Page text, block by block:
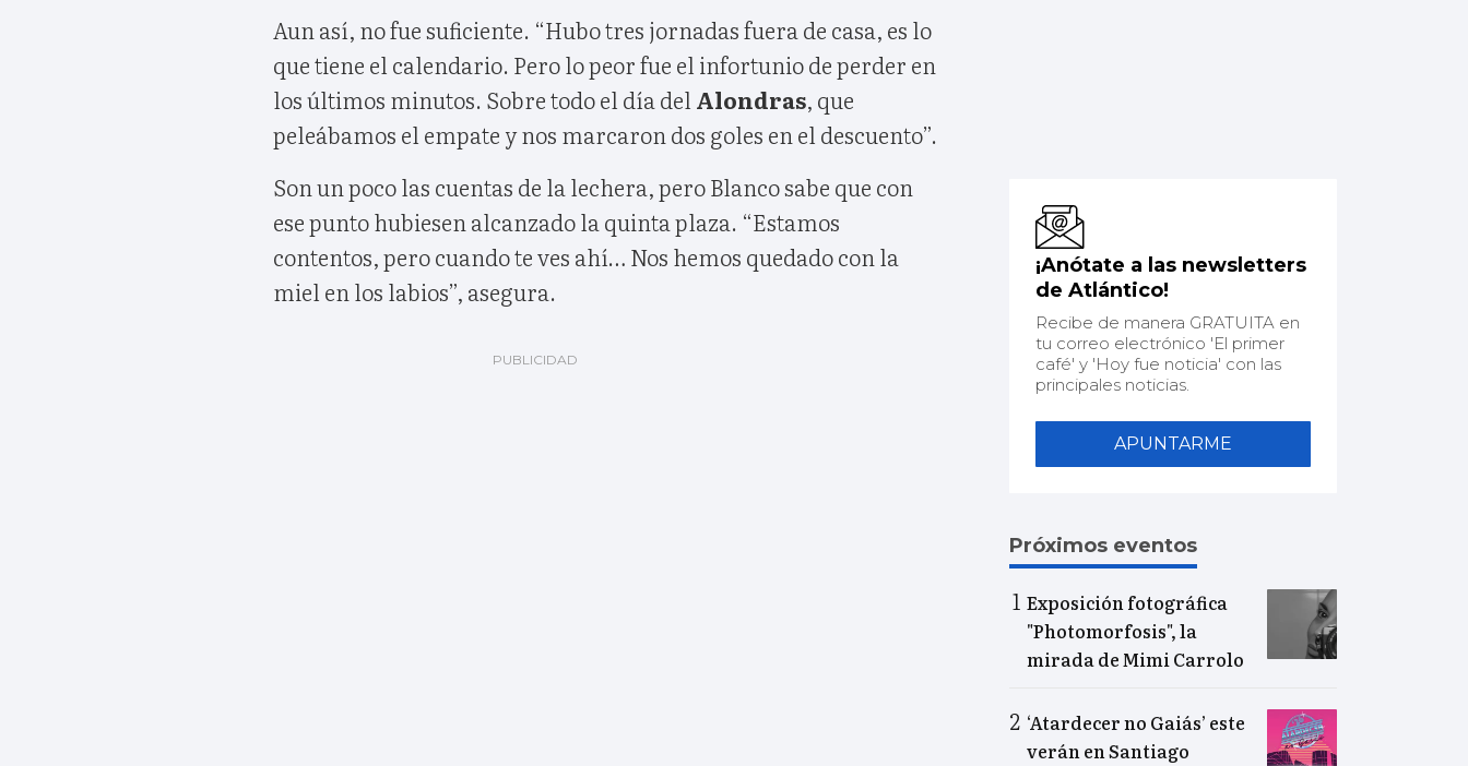
Aun así, no fue suficiente. “Hubo tres jornadas fuera de casa, es lo
que tiene el calendario. Pero lo peor fue el infortunio de perder en
los últimos minutos. Sobre todo el día del Alondras, que
peleábamos el empate y nos marcaron dos goles en el descuento”.
Son un poco las cuentas de la lechera, pero Blanco sabe que con
ese punto hubiesen alcanzado la quinta plaza. “Estamos
contentos, pero cuando te ves ahí… Nos hemos quedado con la
miel en los labios”, asegura.
¡Anótate a las newsletters
de Atlántico!
Recibe de manera GRATUITA en
tu correo electrónico 'El primer
café' y 'Hoy fue noticia' con las
principales noticias.
APUNTARME
Próximos eventos
Exposición fotográfica
"Photomorfosis", la
mirada de Mimi Carrolo
‘Atardecer no Gaiás’ este
verán en Santiago